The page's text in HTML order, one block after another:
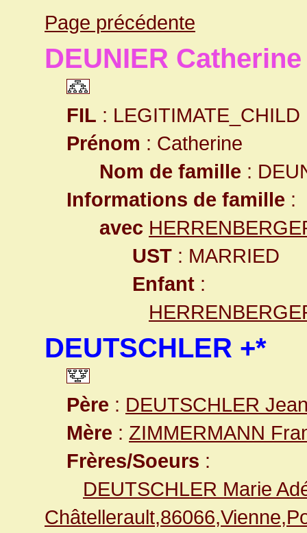
Page précédente
DEUNIER Catherine
FIL : LEGITIMATE_CHILD
Prénom : Catherine
Nom de famille :
Informations de famille :
avec
UST : MARRIED
Enfant :
DEUTSCHLER +*
Père : DEUTSCHLER
Mère : ZIMMERMANN
Frères/Soeurs :
DEUTSCHLER Marie